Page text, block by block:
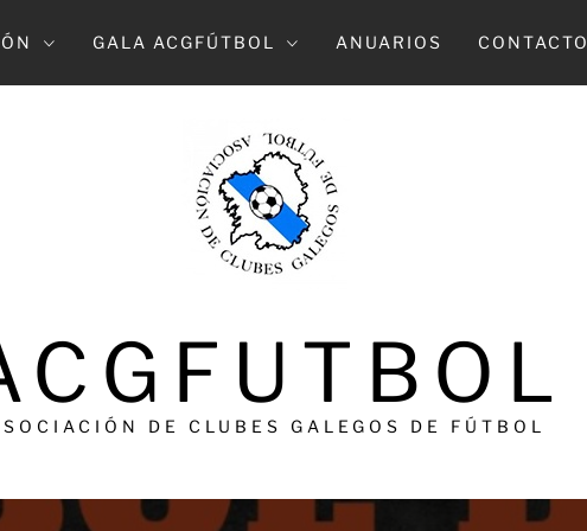
GALA ACGFÚTBOL ANUARIOS CONTACTO
DE CLUBES GALEGOS DE FÚTBOL